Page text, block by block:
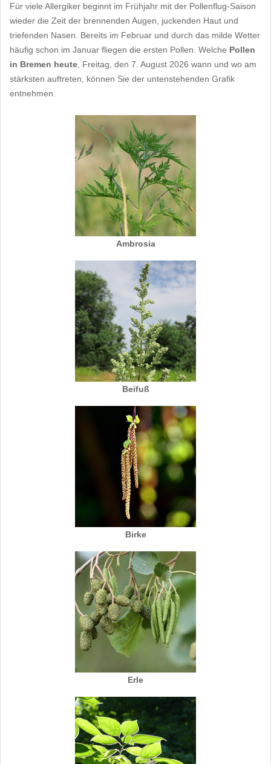
Für viele Allergiker beginnt im Frühjahr mit der Pollenflug-Saison
wieder die Zeit der brennenden Augen, juckenden Haut und
triefenden Nasen. Bereits im Februar und durch das milde Wetter
häufig schon im Januar fliegen die ersten Pollen. Welche Pollen
in Bremen heute , Freitag, den 7. August 2026 wann und wo am
stärksten auftreten, können Sie der untenstehenden Grafik
entnehmen.
Ambrosia
Beifuß
Birke
Erle